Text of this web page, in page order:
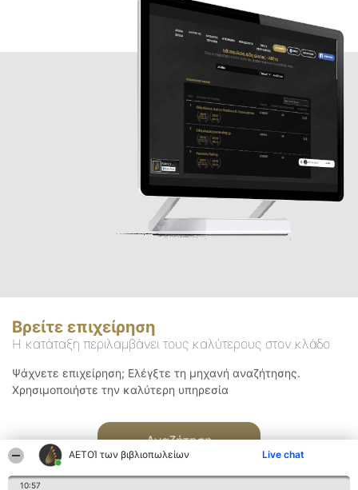
ΑΕΤΟΊ των βιβλιοπωλείων Live chat
10:57
Βρείτε επιχείρηση
Η κατάταξη περιλαμβάνει τους καλύτερους στον κλάδο
Ψάχνετε επιχείρηση; Ελέγξτε τη μηχανή αναζήτησης.
Χρησιμοποιήστε την καλύτερη υπηρεσία
Αναζήτηση